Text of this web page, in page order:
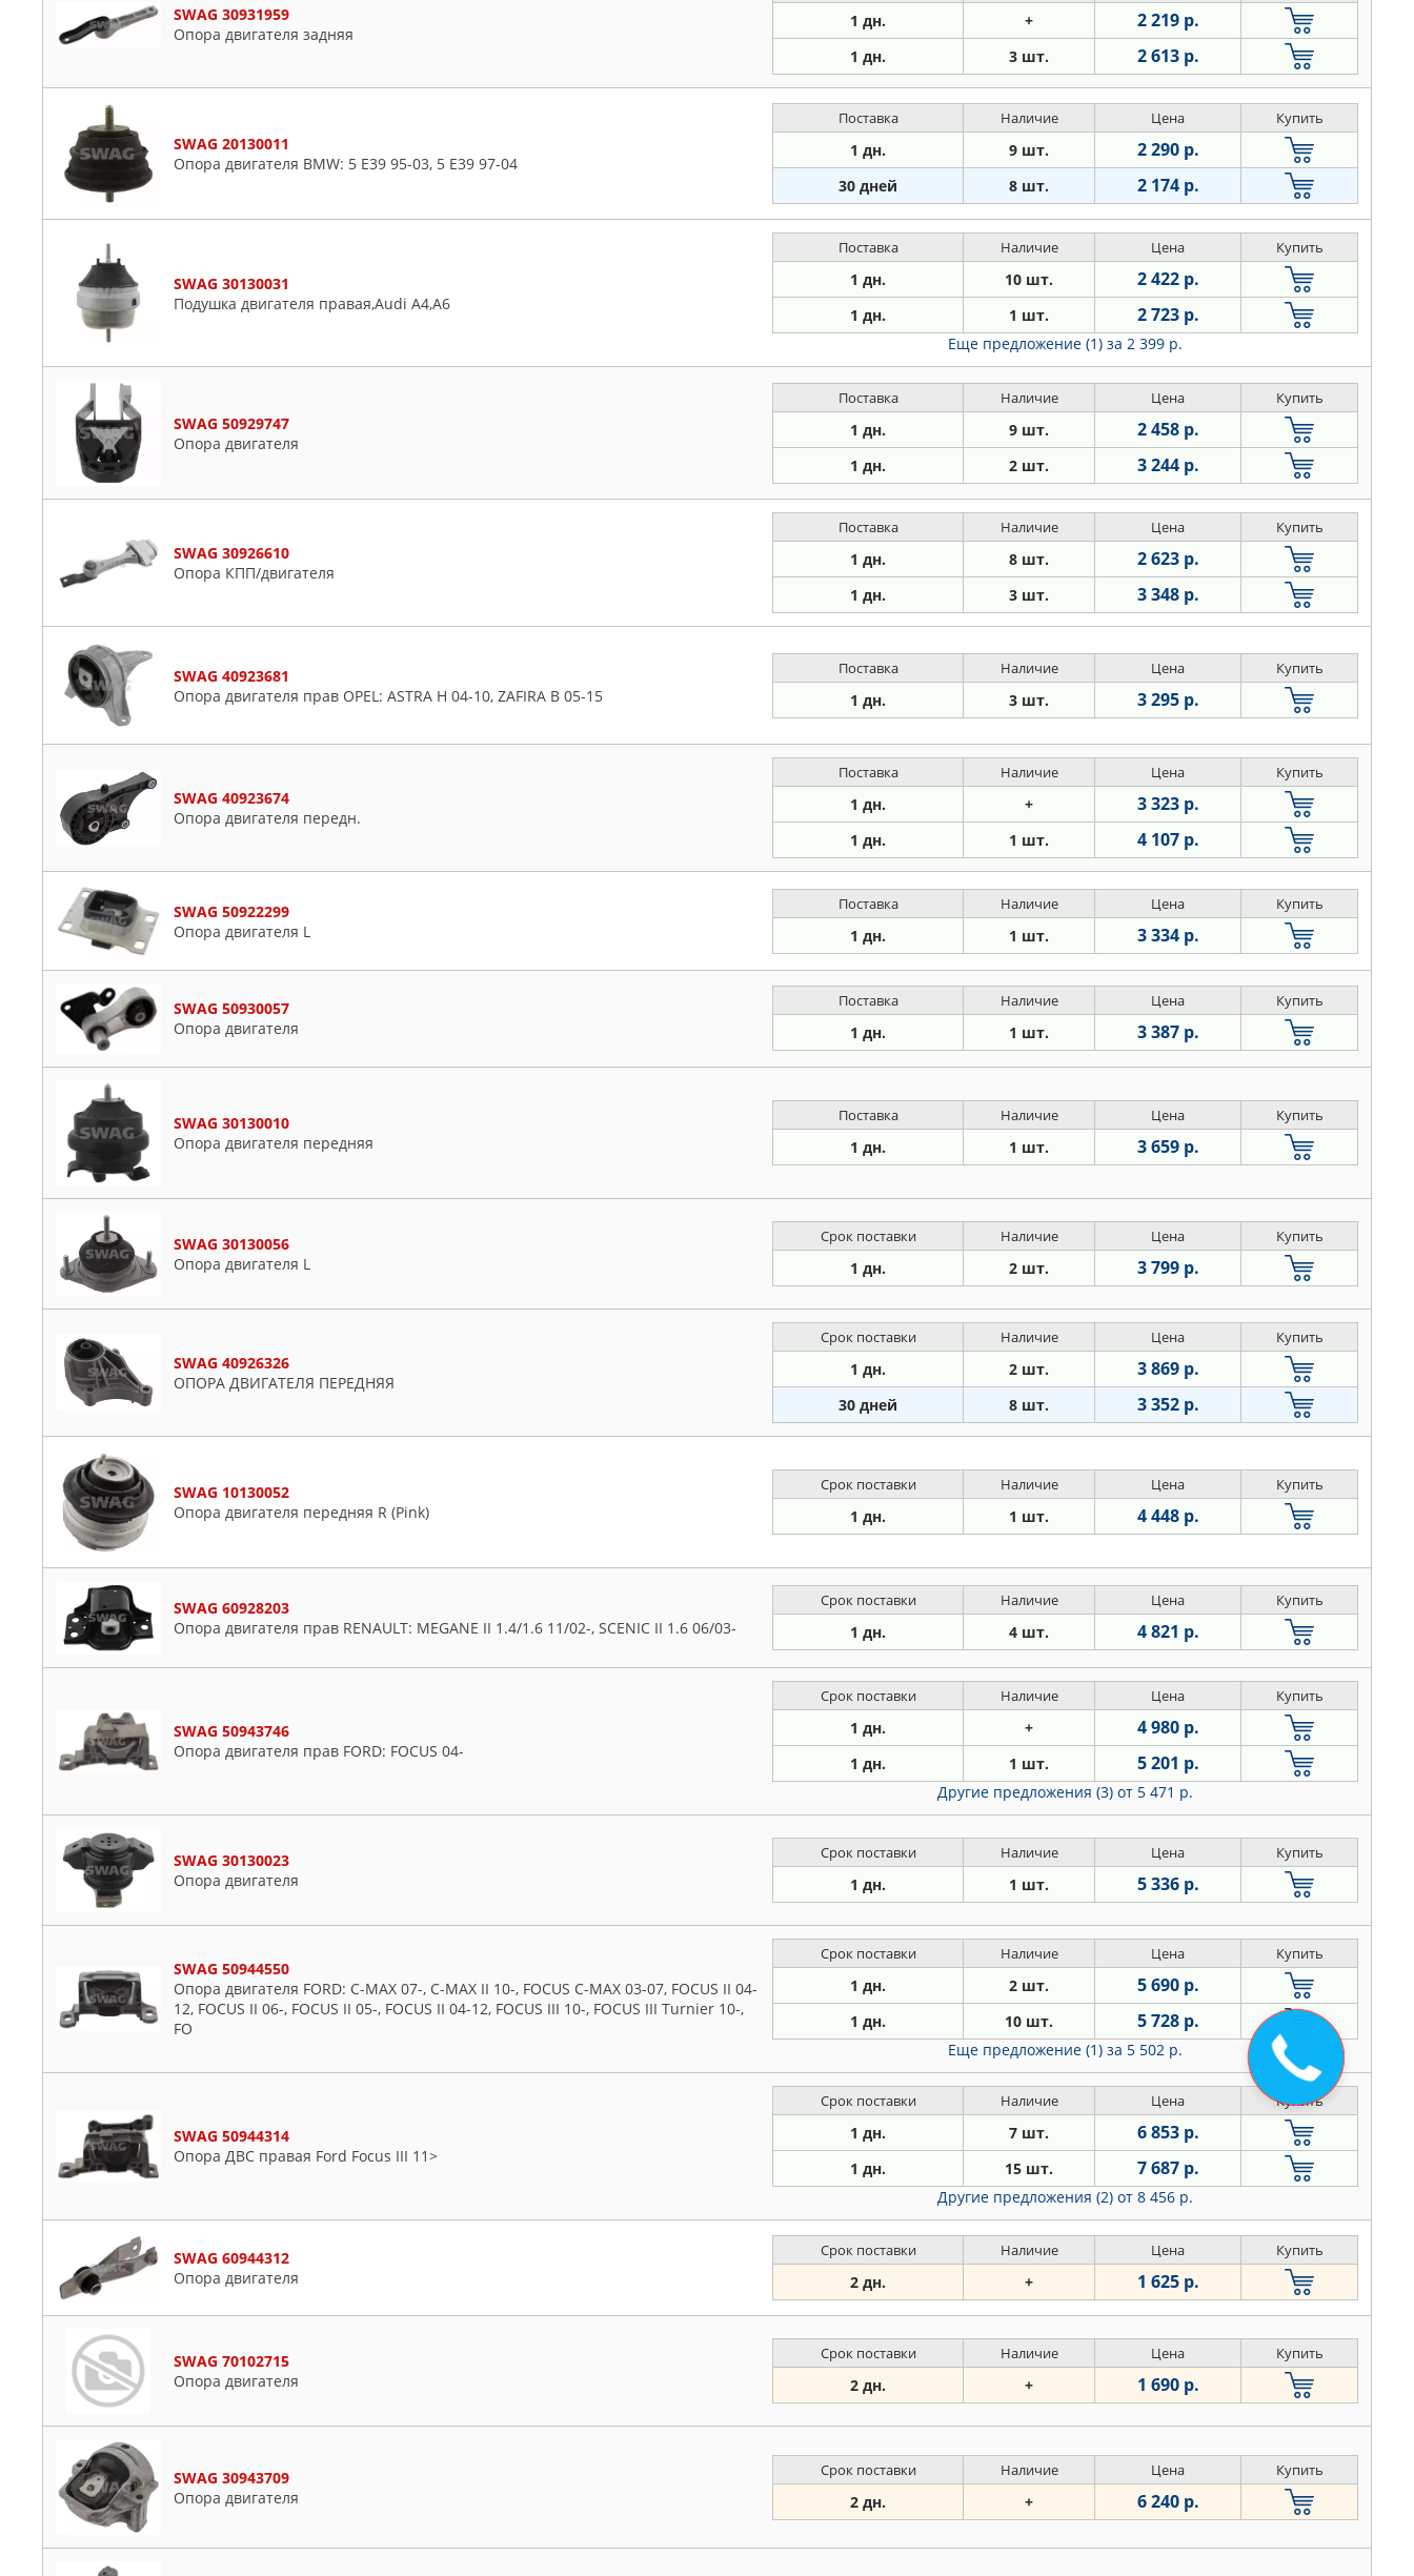
SWAG 30931959
Опора двигателя задняя
1 дн. + 2 219 р.
1 дн. 3 шт. 2 613 р.
SWAG 20130011
Опора двигателя BMW: 5 E39 95-03, 5 E39 97-04
Поставка Наличие Цена Купить
1 дн. 9 шт. 2 290 р.
30 дней 8 шт. 2 174 р.
SWAG 30130031
Подушка двигателя правая,Audi A4,A6
Поставка Наличие Цена Купить
1 дн. 10 шт. 2 422 р.
1 дн. 1 шт. 2 723 р.
Еще предложение (1) за 2 399 р.
SWAG 50929747
Опора двигателя
Поставка Наличие Цена Купить
1 дн. 9 шт. 2 458 р.
1 дн. 2 шт. 3 244 р.
SWAG 30926610
Опора КПП/двигателя
Поставка Наличие Цена Купить
1 дн. 8 шт. 2 623 р.
1 дн. 3 шт. 3 348 р.
SWAG 40923681
Опора двигателя прав OPEL: ASTRA H 04-10, ZAFIRA B 05-15
Поставка Наличие Цена Купить
1 дн. 3 шт. 3 295 р.
SWAG 40923674
Опора двигателя передн.
Поставка Наличие Цена Купить
1 дн. + 3 323 р.
1 дн. 1 шт. 4 107 р.
SWAG 50922299
Опора двигателя L
Поставка Наличие Цена Купить
1 дн. 1 шт. 3 334 р.
SWAG 50930057
Опора двигателя
Поставка Наличие Цена Купить
1 дн. 1 шт. 3 387 р.
SWAG 30130010
Опора двигателя передняя
Поставка Наличие Цена Купить
1 дн. 1 шт. 3 659 р.
SWAG 30130056
Опора двигателя L
Срок поставки Наличие Цена Купить
1 дн. 2 шт. 3 799 р.
SWAG 40926326
ОПОРА ДВИГАТЕЛЯ ПЕРЕДНЯЯ
Срок поставки Наличие Цена Купить
1 дн. 2 шт. 3 869 р.
30 дней 8 шт. 3 352 р.
SWAG 10130052
Опора двигателя передняя R (Pink)
Срок поставки Наличие Цена Купить
1 дн. 1 шт. 4 448 р.
SWAG 60928203
Опора двигателя прав RENAULT: MEGANE II 1.4/1.6 11/02-, SCENIC II 1.6 06/03-
Срок поставки Наличие Цена Купить
1 дн. 4 шт. 4 821 р.
SWAG 50943746
Опора двигателя прав FORD: FOCUS 04-
Срок поставки Наличие Цена Купить
1 дн. + 4 980 р.
1 дн. 1 шт. 5 201 р.
Другие предложения (3) от 5 471 р.
SWAG 30130023
Опора двигателя
Срок поставки Наличие Цена Купить
1 дн. 1 шт. 5 336 р.
SWAG 50944550
Опора двигателя FORD: C-MAX 07-, C-MAX II 10-, FOCUS C-MAX 03-07, FOCUS II 04-
12, FOCUS II 06-, FOCUS II 05-, FOCUS II 04-12, FOCUS III 10-, FOCUS III Turnier 10-,
FO
Срок поставки Наличие Цена Купить
1 дн. 2 шт. 5 690 р.
1 дн. 10 шт. 5 728 р.
Еще предложение (1) за 5 502 р.
SWAG 50944314
Опора ДВС правая Ford Focus III 11>
Срок поставки Наличие Цена Купить
1 дн. 7 шт. 6 853 р.
1 дн. 15 шт. 7 687 р.
Другие предложения (2) от 8 456 р.
SWAG 60944312
Опора двигателя
Срок поставки Наличие Цена Купить
2 дн. + 1 625 р.
SWAG 70102715
Опора двигателя
Срок поставки Наличие Цена Купить
2 дн. + 1 690 р.
SWAG 30943709
Опора двигателя
Срок поставки Наличие Цена Купить
2 дн. + 6 240 р.
Закажите
звонок